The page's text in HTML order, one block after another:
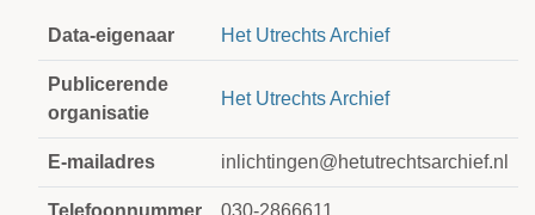
Data-eigenaar Het Utrechts Archief
Publicerende
organisatie
Het Utrechts Archief
E-mailadres inlichtingen@hetutrechtsarchief.nl
Telefoonnummer 030-2866611